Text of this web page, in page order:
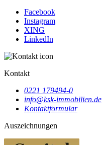
Facebook
Instagram
XING
LinkedIn
Kontakt
0221 179494-0
info@ksk-immobilien.de
Kontaktformular
Auszeichnungen